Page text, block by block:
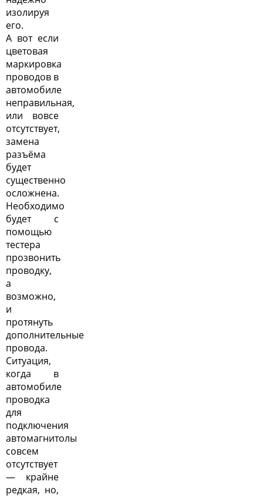
изолируя
его.
А вот если
цветовая
маркировка
проводов в
автомобиле
неправильная,
или вовсе
отсутствует,
замена
разъёма
будет
существенно
осложнена.
Необходимо
будет с
помощью
тестера
прозвонить
проводку,
а
возможно,
и
протянуть
дополнительные
провода.
Ситуация,
когда в
автомобиле
проводка
для
подключения
автомагнитолы
совсем
отсутствует
— крайне
редкая, но,